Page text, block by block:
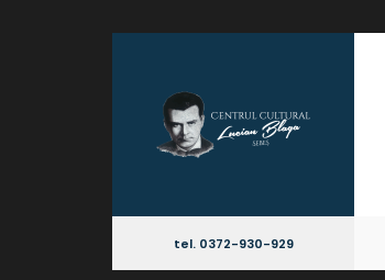
tel. 0372-930-929